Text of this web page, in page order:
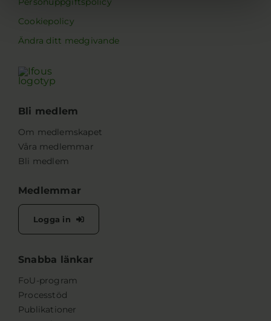
Cookiepolicy
Ändra ditt medgivande
Bli medlem
Om medlemskapet
Våra medlemmar
Bli medlem
Medlemmar
Logga in
Snabba länkar
FoU-program
Processtöd
Publikationer